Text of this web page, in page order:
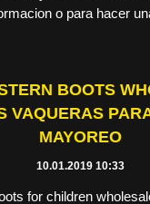
o para hacer
BOOTS
VAQUERAS
MAYOREO
10.01.2019 10:33
for children